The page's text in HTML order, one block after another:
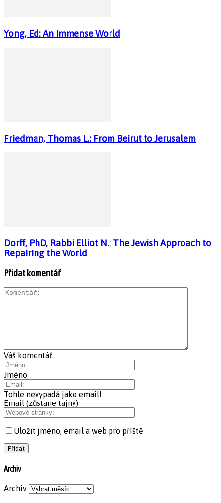
Yong, Ed: An Immense World
Friedman, Thomas L.: From Beirut to Jerusalem
Dorff, PhD, Rabbi Elliot N.: The Jewish Approach to
Repairing the World
Přidat komentář
Váš komentář
Jméno
Tohle nevypadá jako email!
Email (zůstane tajný)
Uložit jméno, email a web pro příště
Archiv
Archiv